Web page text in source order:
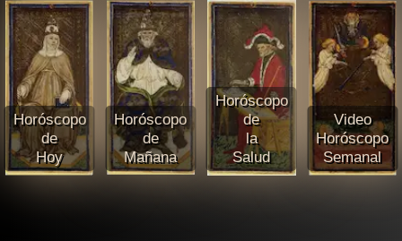
Horóscopo
de
Hoy
Horóscopo
de
Mañana
Horóscopo
de
la
Salud
Video
Horóscopo
Semanal